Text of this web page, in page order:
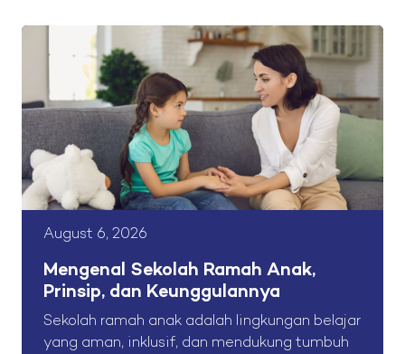
August 6, 2026
Mengenal Sekolah Ramah Anak,
Prinsip, dan Keunggulannya
Sekolah ramah anak adalah lingkungan belajar
yang aman, inklusif, dan mendukung tumbuh